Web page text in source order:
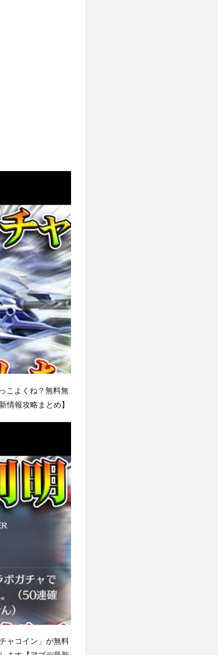
こよくね？無料無
情報攻略まとめ】
ャコイン」が無料